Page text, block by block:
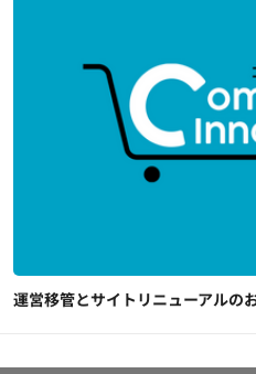
運営移管とサイトリニューアルの